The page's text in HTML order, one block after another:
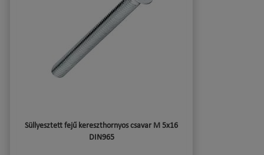
Süllyesztett fejű kereszthornyos csavar M 5x16
DIN965